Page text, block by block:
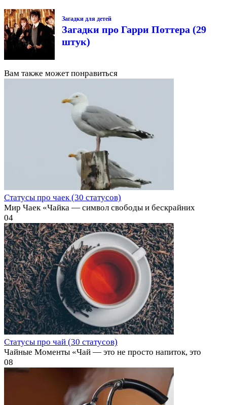
Загадки для детей
Загадки про Гарри Поттера (29
штук)
Вам также может понравиться
Статусы про чаек (30 статусов)
Мир Чаек «Чайка — символ свободы и бескрайних
04
Статусы про чай (30 статусов)
Чайные Моменты «Чай — это не просто напиток, это
08